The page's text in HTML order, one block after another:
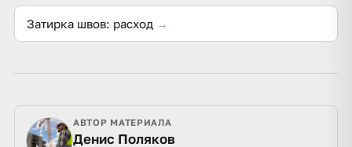
Затирка швов: расход →
АВТОР МАТЕРИАЛА
Денис Поляков